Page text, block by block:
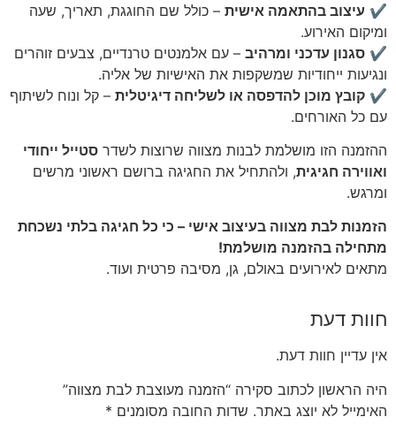
✔ עיצוב בהתאמה אישית – כולל שם החוגגת, תאריך, שעה
ומיקום האירוע.
✔ סגנון עדכני ומרהיב – עם אלמנטים טרנדיים, צבעים זוהרים
ונגיעות ייחודיות שמשקפות את האישיות של אליה.
✔ קובץ מוכן להדפסה או לשליחה דיגיטלית – קל ונוח לשיתוף
עם כל האורחים.
ההזמנה הזו מושלמת לבנות מצווה שרוצות לשדר סטייל ייחודי
ואווירה חגיגית, ולהתחיל את החגיגה ברושם ראשוני מרשים
ומרגש.
הזמנות לבת מצווה בעיצוב אישי – כי כל חגיגה בלתי נשכחת
מתחילה בהזמנה מושלמת!
מתאים לאירועים באולם, גן, מסיבה פרטית ועוד.
חוות דעת
אין עדיין חוות דעת.
היה הראשון לכתוב סקירה “הזמנה מעוצבת לבת מצווה”
האימייל לא יוצג באתר. שדות החובה מסומנים *